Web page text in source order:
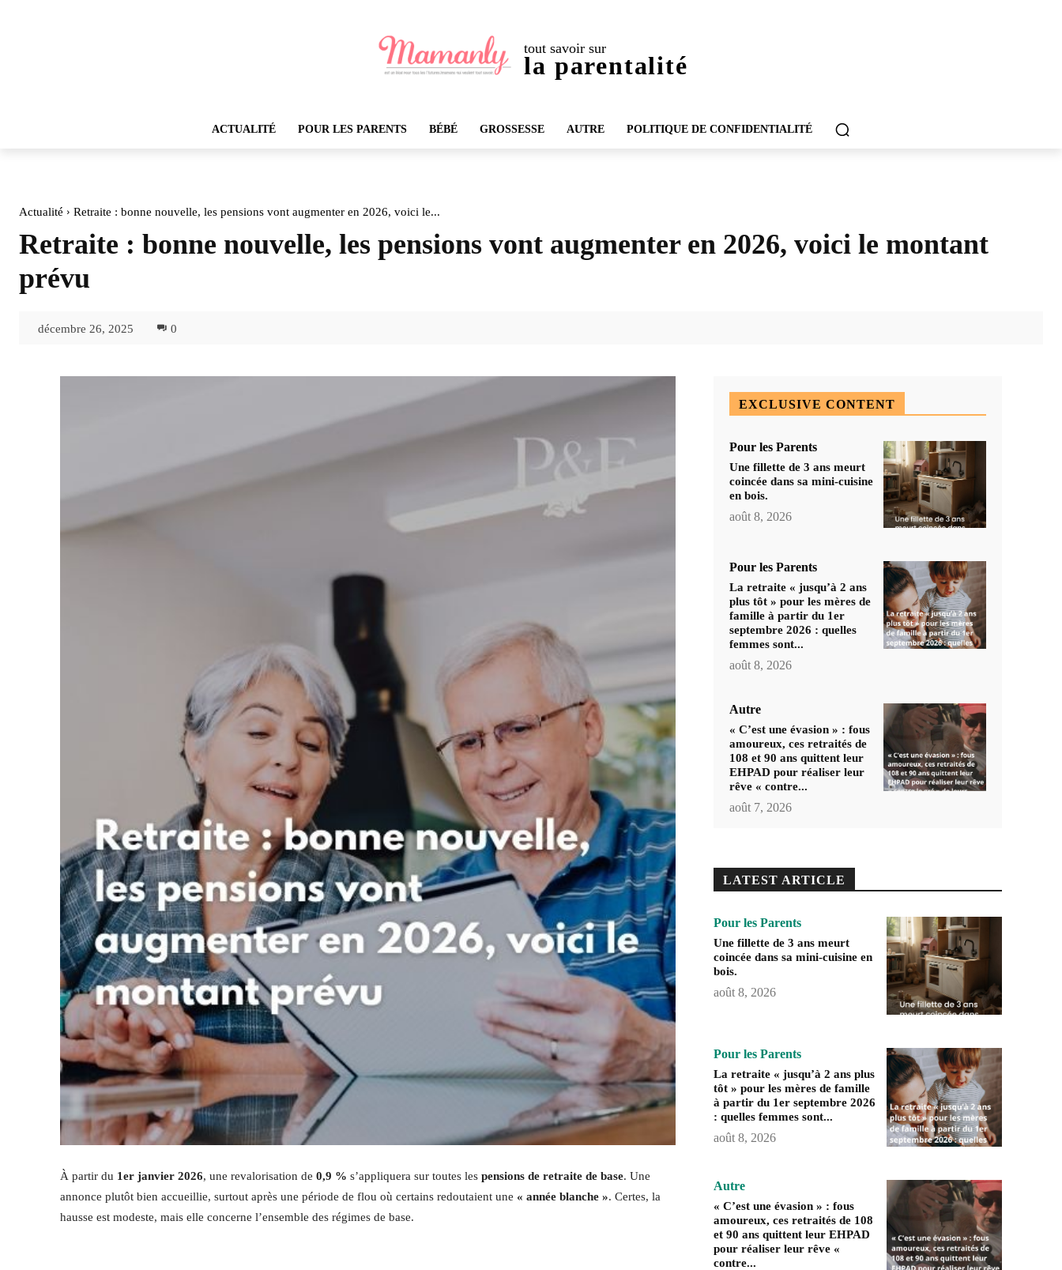
tout savoir sur
la parentalité
ACTUALITÉ POUR LES PARENTS BÉBÉ GROSSESSE AUTRE POLITIQUE DE CONFIDENTIALITÉ
Actualité Retraite : bonne nouvelle, les pensions vont augmenter en 2026, voici le...
Retraite : bonne nouvelle, les pensions vont augmenter en 2026, voici le montant
prévu
décembre 26, 2025 0
À partir du 1er janvier 2026, une revalorisation de 0,9 % s’appliquera sur toutes les pensions de retraite de base. Une
annonce plutôt bien accueillie, surtout après une période de flou où certains redoutaient une « année blanche ». Certes, la
hausse est modeste, mais elle concerne l’ensemble des régimes de base.
EXCLUSIVE CONTENT
Pour les Parents
Une fillette de 3 ans meurt
coincée dans sa mini-cuisine
en bois.
août 8, 2026
Pour les Parents
La retraite « jusqu’à 2 ans
plus tôt » pour les mères de
famille à partir du 1er
septembre 2026 : quelles
femmes sont...
août 8, 2026
Autre
« C’est une évasion » : fous
amoureux, ces retraités de
108 et 90 ans quittent leur
EHPAD pour réaliser leur
rêve « contre...
août 7, 2026
LATEST ARTICLE
Pour les Parents
Une fillette de 3 ans meurt
coincée dans sa mini-cuisine en
bois.
août 8, 2026
Pour les Parents
La retraite « jusqu’à 2 ans plus
tôt » pour les mères de famille
à partir du 1er septembre 2026
: quelles femmes sont...
août 8, 2026
Autre
« C’est une évasion » : fous
amoureux, ces retraités de 108
et 90 ans quittent leur EHPAD
pour réaliser leur rêve «
contre...